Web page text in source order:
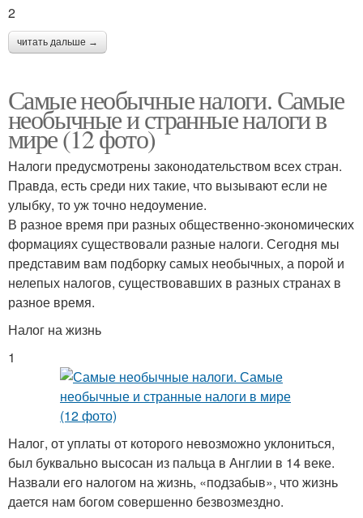
2
читать дальше →
Самые необычные налоги. Самые
необычные и странные налоги в
мире (12 фото)
Налоги предусмотрены законодательством всех стран.
Правда, есть среди них такие, что вызывают если не
улыбку, то уж точно недоумение.
В разное время при разных общественно-экономических
формациях существовали разные налоги. Сегодня мы
представим вам подборку самых необычных, а порой и
нелепых налогов, существовавших в разных странах в
разное время.
Налог на жизнь
1
Налог, от уплаты от которого невозможно уклониться,
был буквально высосан из пальца в Англии в 14 веке.
Назвали его налогом на жизнь, «подзабыв», что жизнь
дается нам богом совершенно безвозмездно.